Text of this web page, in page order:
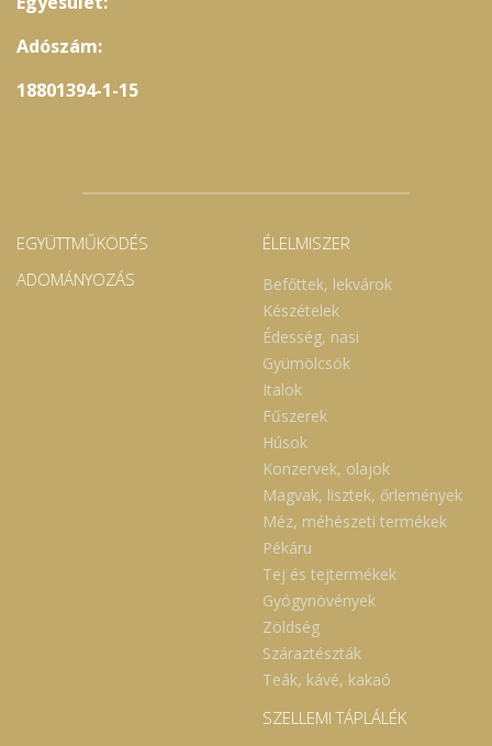
Adószám:
18801394-1-15
EGYÜTTMŰKÖDÉS
ADOMÁNYOZÁS
ÉLELMISZER
Befőttek, lekvárok
Készételek
Édesség, nasi
Gyümölcsök
Italok
Fűszerek
Húsok
Konzervek, olajok
Magvak, lisztek, őrlemények
Méz, méhészeti termékek
Pékáru
Tej és tejtermékek
Gyógynövények
Zöldség
Száraztészták
Teák, kávé, kakaó
SZELLEMI TÁPLÁLÉK